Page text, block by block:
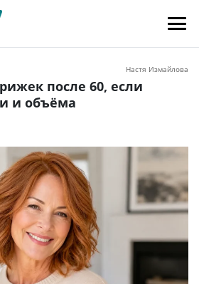
Настя Измайлова
после 60, если
и объёма